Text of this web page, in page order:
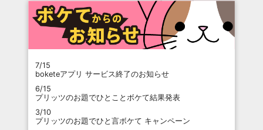
7/15
boketeアプリ サービス終了のお知らせ
6/15
プリッツのお題でひとことボケて結果発表
3/10
プリッツのお題でひと言ボケて キャンペーン